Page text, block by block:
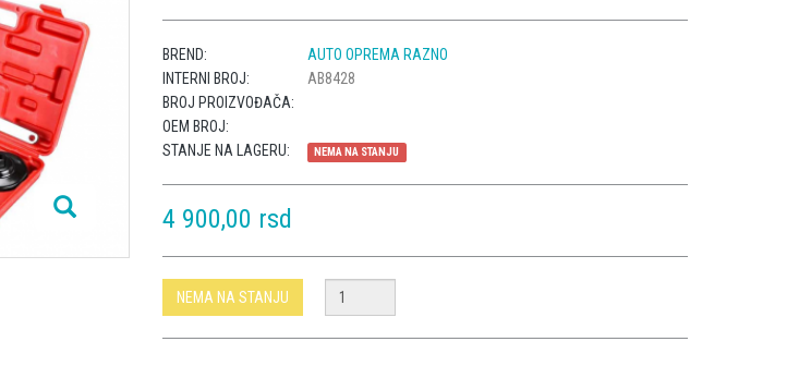
BREND:
AUTO OPREMA RAZNO
INTERNI BROJ:
AB8428
BROJ PROIZVOĐAČA:
OEM BROJ:
STANJE NA LAGERU:
NEMA NA STANJU
4 900,00 rsd
NEMA NA STANJU